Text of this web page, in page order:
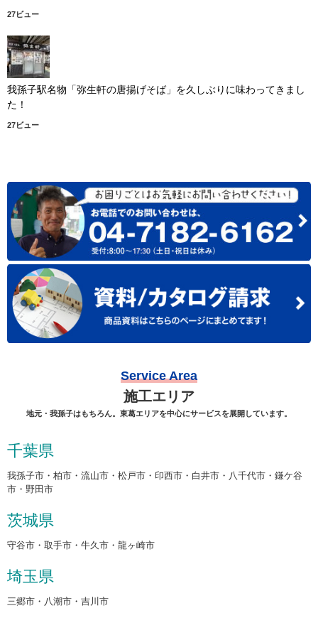
27ビュー
我孫子駅名物「弥生軒の唐揚げそば」を久しぶりに味わってきまし
た！
27ビュー
Service Area
施工エリア
地元・我孫子はもちろん。東葛エリアを中心にサービスを展開しています。
千葉県
我孫子市・柏市・流山市・松戸市・印西市・白井市・八千代市・鎌ケ谷
市・野田市
茨城県
守谷市・取手市・牛久市・龍ヶ崎市
埼玉県
三郷市・八潮市・吉川市